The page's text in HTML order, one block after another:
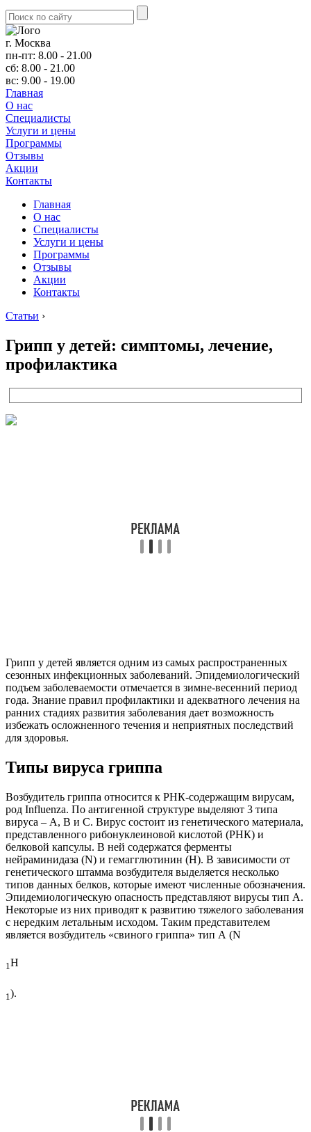
г. Москва
пн-пт: 8.00 - 21.00
сб: 8.00 - 21.00
вс: 9.00 - 19.00
Главная
О нас
Cпециалисты
Услуги и цены
Программы
Отзывы
Акции
Контакты
Главная
О нас
Cпециалисты
Услуги и цены
Программы
Отзывы
Акции
Контакты
Статьи ›
Грипп у детей: симптомы, лечение,
профилактика
Грипп у детей является одним из самых распространенных
сезонных инфекционных заболеваний. Эпидемиологический
подъем заболеваемости отмечается в зимне-весенний период
года. Знание правил профилактики и адекватного лечения на
ранних стадиях развития заболевания дает возможность
избежать осложненного течения и неприятных последствий
для здоровья.
Типы вируса гриппа
Возбудитель гриппа относится к РНК-содержащим вирусам,
род Influenza. По антигенной структуре выделяют 3 типа
вируса – А, В и С. Вирус состоит из генетического материала,
представленного рибонуклеиновой кислотой (РНК) и
белковой капсулы. В ней содержатся ферменты
нейраминидаза (N) и гемагглютинин (H). В зависимости от
генетического штамма возбудителя выделяется несколько
типов данных белков, которые имеют численные обозначения.
Эпидемиологическую опасность представляют вирусы тип А.
Некоторые из них приводят к развитию тяжелого заболевания
с нередким летальным исходом. Таким представителем
является возбудитель «свиного гриппа» тип А (N
1H
1).